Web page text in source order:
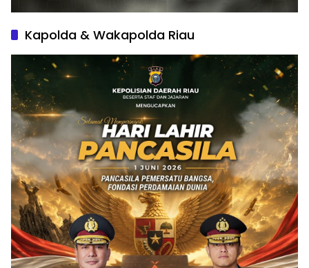
Kapolda & Wakapolda Riau